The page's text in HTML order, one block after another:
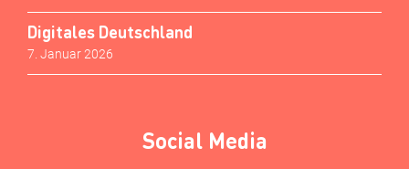
Digitales Deutschland
7. Januar 2026
Social Media